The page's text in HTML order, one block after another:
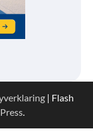
| Flash
.